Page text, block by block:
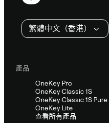
繁體中文（香港）
產品
OneKey Pro
OneKey Classic 1S
OneKey Classic 1S Pure
OneKey Lite
查看所有產品